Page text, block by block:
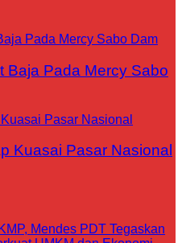
Baja Pada Mercy Sabo
Kuasai Pasar Nasional